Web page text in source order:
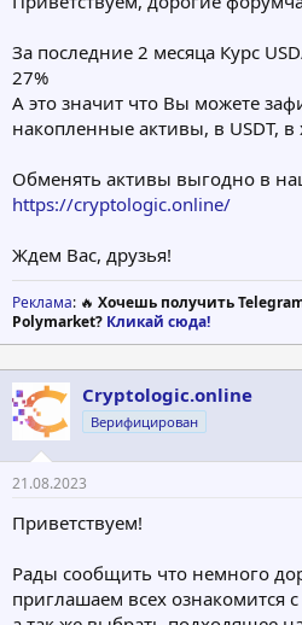
За последние 2 месяца Курс
27%
А это значит что Вы можете
накопленные активы, в USDT,
Обменять активы выгодно в
https://cryptologic.online/
Ждем Вас, друзья!
Реклама: 🔥 Хочешь получить
Polymarket? Кликай сюда!
Cryptologic.online
Верифицирован
21.08.2023
Приветствуем!
Рады сообщить что немного
приглашаем всех ознакомится